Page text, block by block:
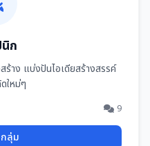
ก
าง แบ่งปันไอเดียสร้างสรรค์
ใหม่ๆ
9
กลุ่ม